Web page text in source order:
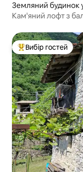
Земляний будинок
Кам'яний лофт з
Топ вибір гостей
Вибір гостей